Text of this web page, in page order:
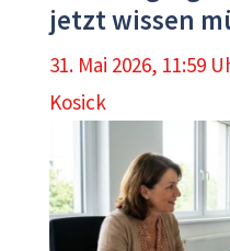
jetzt wissen
31. Mai 2026, 11:59
Kosick